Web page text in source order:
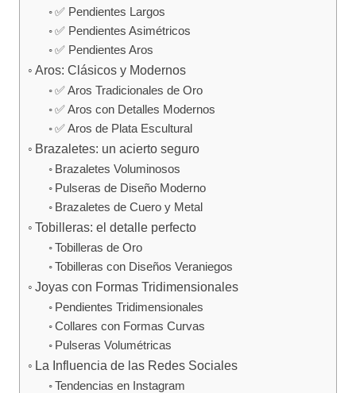
✅ Pendientes Largos
✅ Pendientes Asimétricos
✅ Pendientes Aros
Aros: Clásicos y Modernos
✅ Aros Tradicionales de Oro
✅ Aros con Detalles Modernos
✅ Aros de Plata Escultural
Brazaletes: un acierto seguro
Brazaletes Voluminosos
Pulseras de Diseño Moderno
Brazaletes de Cuero y Metal
Tobilleras: el detalle perfecto
Tobilleras de Oro
Tobilleras con Diseños Veraniegos
Joyas con Formas Tridimensionales
Pendientes Tridimensionales
Collares con Formas Curvas
Pulseras Volumétricas
La Influencia de las Redes Sociales
Tendencias en Instagram